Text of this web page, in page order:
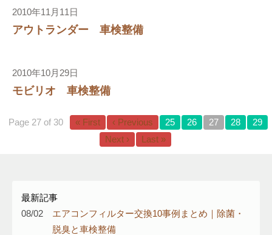
2010年11月11日
アウトランダー 車検整備
2010年10月29日
モビリオ 車検整備
Page 27 of 30 « First ‹ Previous 25 26 27 28
29
Next ›
Last »
最新記事
08/02
エアコンフィルター交換10事例まとめ｜除菌・
脱臭と車検整備